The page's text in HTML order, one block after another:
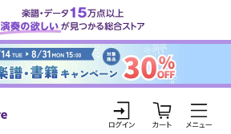
カ
ー
ト